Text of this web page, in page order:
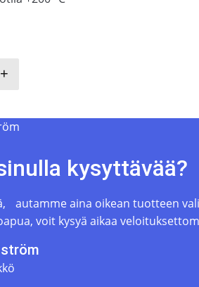
määrä
+
kysyttävää?
autamme aina oikean tuotteen
voit kysyä aikaa